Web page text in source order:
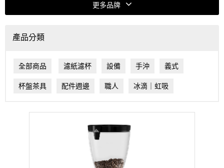
更多品牌
產品分類
全部商品 濾紙濾杯 設備 手沖 義式
杯盤茶具 配件週邊 職人 冰滴｜虹吸